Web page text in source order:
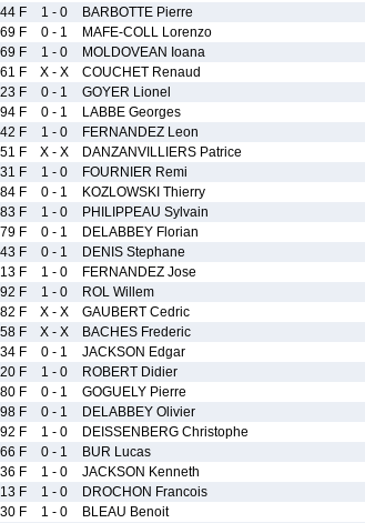
F 1 - 0 BARBOTTE Pierre
F 0 - 1 MAFE-COLL Lorenzo
F 1 - 0 MOLDOVEAN Ioana
F X - X COUCHET Renaud
F 0 - 1 GOYER Lionel
F 0 - 1 LABBE Georges
F 1 - 0 FERNANDEZ Leon
F X - X DANZANVILLIERS Patrice
F 1 - 0 FOURNIER Remi
F 0 - 1 KOZLOWSKI Thierry
F 1 - 0 PHILIPPEAU Sylvain
F 0 - 1 DELABBEY Florian
F 0 - 1 DENIS Stephane
F 1 - 0 FERNANDEZ Jose
F 1 - 0 ROL Willem
F X - X GAUBERT Cedric
F X - X BACHES Frederic
F 0 - 1 JACKSON Edgar
F 1 - 0 ROBERT Didier
F 0 - 1 GOGUELY Pierre
F 0 - 1 DELABBEY Olivier
F 1 - 0 DEISSENBERG Christophe
F 0 - 1 BUR Lucas
F 1 - 0 JACKSON Kenneth
F 1 - 0 DROCHON Francois
F 1 - 0 BLEAU Benoit